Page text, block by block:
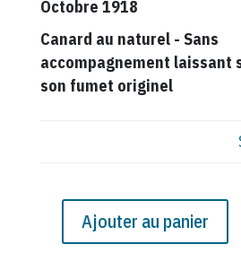
Octobre 1918
Canard au naturel- Sans
accompagnement laissant
son fumet originel
quantitéAjouter au panier